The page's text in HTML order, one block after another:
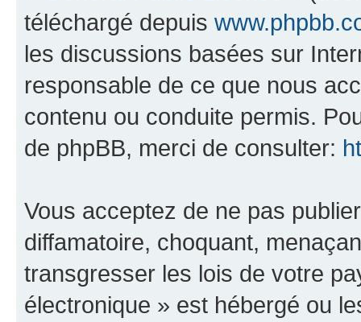
téléchargé depuis
les discussions basées sur
responsable de ce que nous
contenu ou conduite permis.
de phpBB, merci de consulter:
Vous acceptez de ne pas
diffamatoire, choquant,
transgresser les lois de votre
électronique » est hébergé ou